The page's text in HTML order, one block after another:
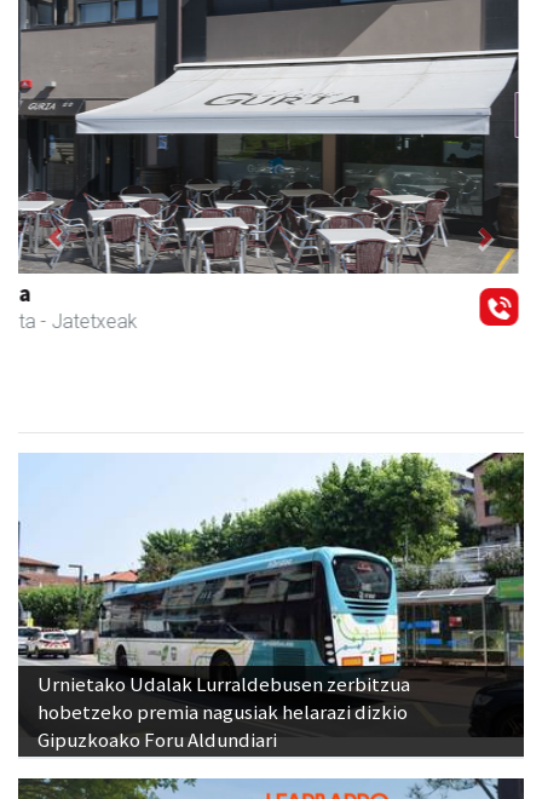
Osane belar eta eko denda
Urnieta - Akupuntura
Previous Next
Urnietako Udalak Lurraldebusen zerbitzua
hobetzeko premia nagusiak helarazi dizkio
Gipuzkoako Foru Aldundiari